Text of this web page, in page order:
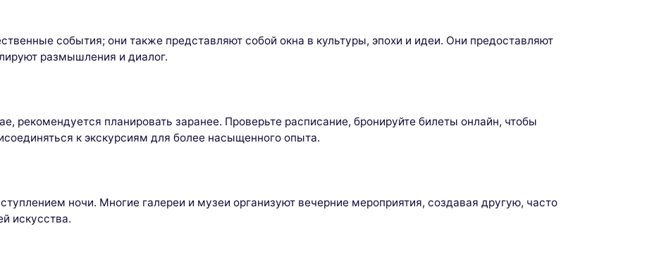
события; они также представляют собой окна в культуры, эпохи и идеи. Они предоставляют
размышления и диалог.
рекомендуется планировать заранее. Проверьте расписание, бронируйте билеты онлайн, чтобы
к экскурсиям для более насыщенного опыта.
ночи. Многие галереи и музеи организуют вечерние мероприятия, создавая другую, часто
искусства.